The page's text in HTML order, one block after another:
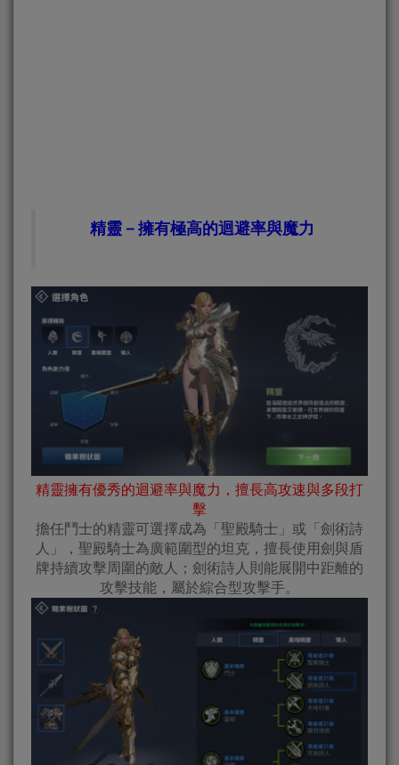
精靈－擁有極高的迴避率與魔力
精靈擁有優秀的迴避率與魔力，擅長高攻速與多段打
擊
擔任鬥士的精靈可選擇成為「聖殿騎士」或「劍術詩
人」，聖殿騎士為廣範圍型的坦克，擅長使用劍與盾
牌持續攻擊周圍的敵人；劍術詩人則能展開中距離的
攻擊技能，屬於綜合型攻擊手。